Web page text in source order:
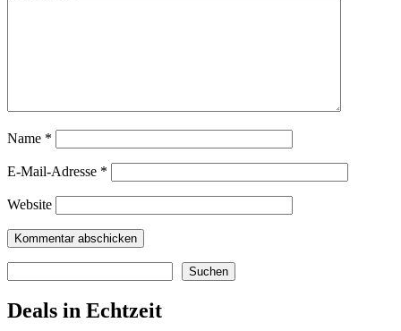
Name *
E-Mail-Adresse *
Website
Suchen
Deals in Echtzeit